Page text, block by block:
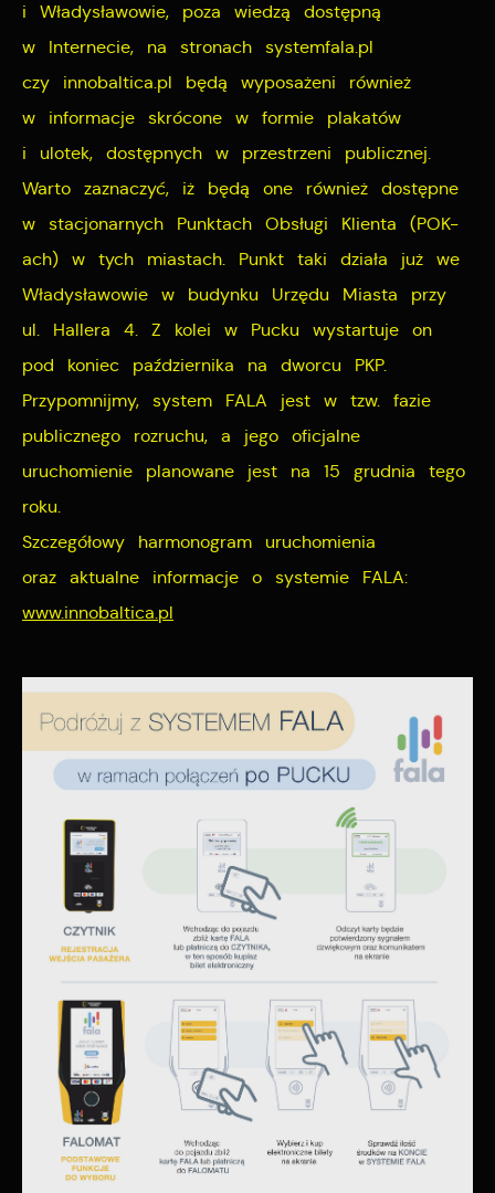
i Władysławowie, poza wiedzą dostępną
w Internecie, na stronach systemfala.pl
czy innobaltica.pl będą wyposażeni również
w informacje skrócone w formie plakatów
i ulotek, dostępnych w przestrzeni publicznej.
Warto zaznaczyć, iż będą one również dostępne
w stacjonarnych Punktach Obsługi Klienta (POK-
ach) w tych miastach. Punkt taki działa już we
Władysławowie w budynku Urzędu Miasta przy
ul. Hallera 4. Z kolei w Pucku wystartuje on
pod koniec października na dworcu PKP.
Przypomnijmy, system FALA jest w tzw. fazie
publicznego rozruchu, a jego oficjalne
uruchomienie planowane jest na 15 grudnia tego
roku.
Szczegółowy harmonogram uruchomienia
oraz aktualne informacje o systemie FALA:
www.innobaltica.pl